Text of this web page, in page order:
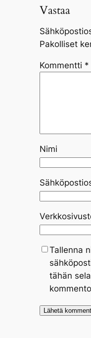
Vastaa
Pakolliset
Kommentti *
Nimi
Tallenna
tähän